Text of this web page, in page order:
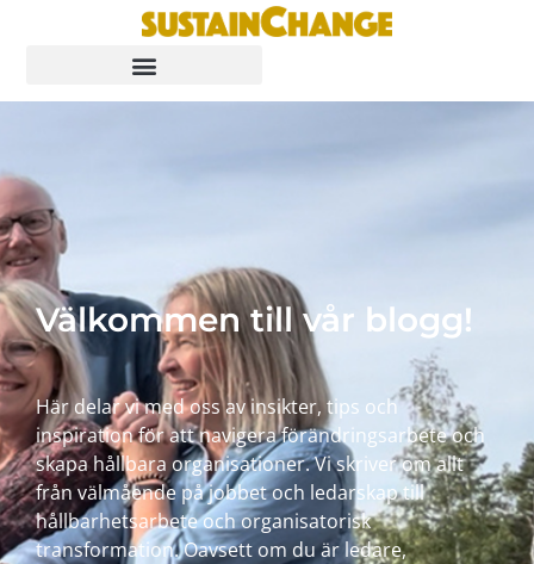
Välkommen till vår blogg!
Här delar vi med oss av insikter, tips och
inspiration för att navigera förändringsarbete och
skapa hållbara organisationer. Vi skriver om allt
från välmående på jobbet och ledarskap till
hållbarhetsarbete och organisatorisk
transformation. Oavsett om du är ledare,